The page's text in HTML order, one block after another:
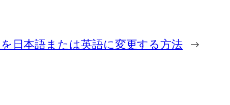
日本語または英語に変更する方法 →